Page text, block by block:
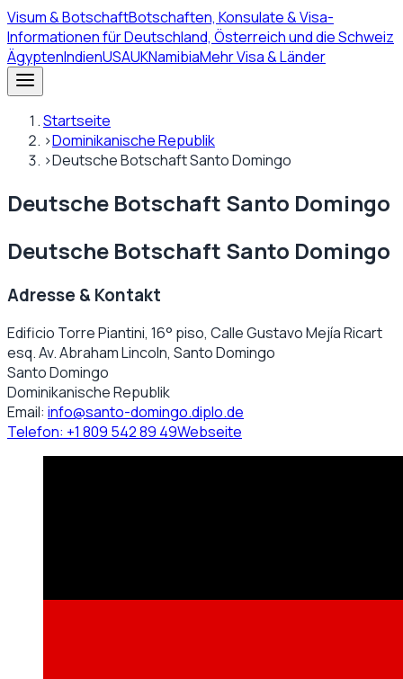
Visum& BotschaftBotschaften, Konsulate & Visa-
Informationen für Deutschland, Österreich und die Schweiz
ÄgyptenIndienUSAUKNamibiaMehr Visa & Länder
Startseite
›Dominikanische Republik
›Deutsche Botschaft Santo Domingo
Deutsche Botschaft Santo Domingo
Deutsche Botschaft Santo Domingo
Adresse & Kontakt
Edificio Torre Piantini, 16° piso, Calle Gustavo Mejía Ricart
esq. Av. Abraham Lincoln, Santo Domingo
Santo Domingo
Dominikanische Republik
Email: info@santo-domingo.diplo.de
Telefon: +1 809 542 89 49Webseite